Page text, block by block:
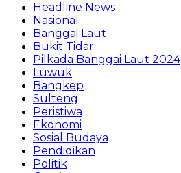
Headline News
Nasional
Banggai Laut
Bukit Tidar
Pilkada Banggai Laut 2024
Luwuk
Bangkep
Sulteng
Peristiwa
Ekonomi
Sosial Budaya
Pendidikan
Politik